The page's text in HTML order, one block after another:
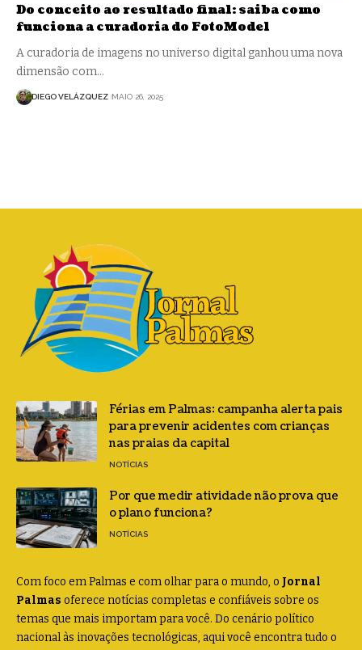
Do conceito ao resultado final: saiba como
funciona a curadoria do FotoModel
A curadoria de imagens no universo digital ganhou uma nova
dimensão com…
DIEGO VELÁZQUEZ MAIO 26, 2025
Férias em Palmas: campanha alerta pais
para prevenir acidentes com crianças
nas praias da capital
NOTÍCIAS
Por que medir atividade não prova que
o plano funciona?
NOTÍCIAS
Com foco em Palmas e com olhar para o mundo, o Jornal
Palmas oferece notícias completas e confiáveis sobre os
temas que mais importam para você. Do cenário político
nacional às inovações tecnológicas, aqui você encontra tudo o